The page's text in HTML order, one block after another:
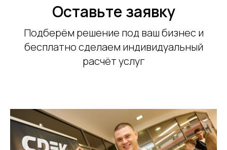
Оставьте заявку
Подберём решение под ваш бизнес и
бесплатно сделаем индивидуальный
расчёт услуг